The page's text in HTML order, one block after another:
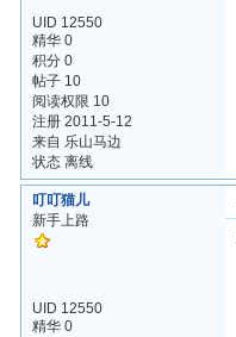
UID 12550
精华 0
积分 0
帖子 10
阅读权限 10
注册 2011-5-12
来自 乐山马边
状态 离线
叮叮猫儿
新手上路
UID 12550
精华 0